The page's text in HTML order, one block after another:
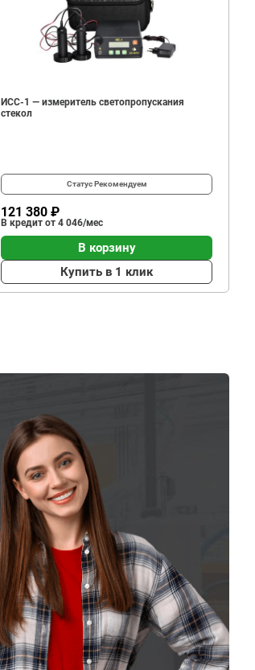
ИСС-1 — измеритель светопропускания
стекол
СтатусРекомендуем
121 380 ₽
В кредит от 4 046/мес
В корзину
Купить в 1 клик